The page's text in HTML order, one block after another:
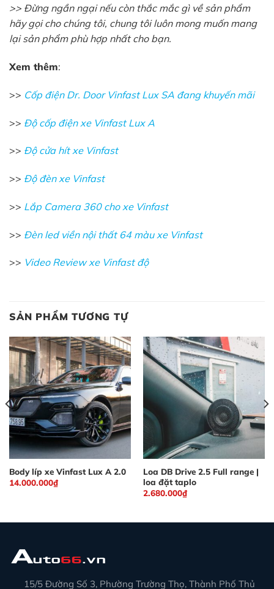
>> Đừng ngần ngại nếu còn thắc mắc gì về sản phẩm
hãy gọi cho chúng tôi, chung tôi luôn mong muốn mang
lại sản phẩm phù hợp nhất cho bạn.
Xem thêm:
>> Cốp điện Dr. Door Vinfast Lux SA đang khuyến mãi
>> Độ cốp điện xe Vinfast Lux A
>> Độ cửa hít xe Vinfast
>> Độ đèn xe Vinfast
>> Lắp Camera 360 cho xe Vinfast
>> Đèn led viền nội thất 64 màu xe Vinfast
>> Video Review xe Vinfast độ
SẢN PHẨM TƯƠNG TỰ
Body líp xe Vinfast Lux A 2.0
14.000.000₫
Loa DB Drive 2.5 Full range |
loa đặt taplo
2.680.000₫
15/5 Đường Số 3, Phường Trường Thọ, Thành Phố Thủ